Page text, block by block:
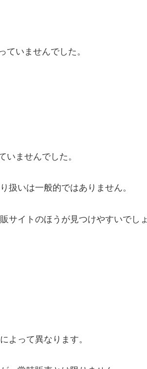
いませんでした。
いませんでした。
扱いは一般的ではありません。
サイトのほうが見つけやすいでしょ
よって異なります。